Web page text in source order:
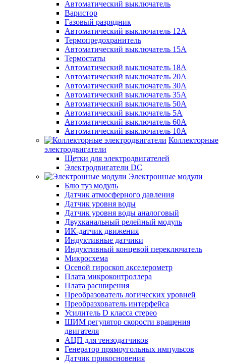
Автоматический выключатель
Варистор
Газовый разрядник
Автоматический выключатель 12А
Термопредохранитель
Автоматический выключатель 15А
Термостаты
Автоматический выключатель 18А
Автоматический выключатель 20А
Автоматический выключатель 30А
Автоматический выключатель 35А
Автоматический выключатель 50А
Автоматический выключатель 5А
Автоматический выключатель 60А
Автоматический выключатель 10А
Коллекторные
электродвигатели
Щетки для электродвигателей
Электродвигатели DC
Электронные модули
Блю туз модуль
Датчик атмосферного давления
Датчик уровня воды
Датчик уровня воды аналоговый
Двухканальный релейный модуль
ИК-датчик движения
Индуктивные датчики
Индуктивный концевой переключатель
Микросхема
Осевой гироскоп акселерометр
Плата микроконтроллера
Плата расширения
Преобразователь логических уровней
Преобразхователь интерфейса
Усилитель D класса стерео
ШИМ регулятор скорости вращения
двигателя
АЦП для тензодатчиков
Генератор прямоугольных импульсов
Датчик прикосновения